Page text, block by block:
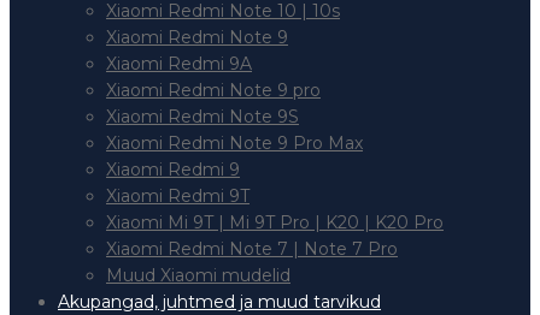
Xiaomi Redmi Note 10 | 10s
Xiaomi Redmi Note 9
Xiaomi Redmi 9A
Xiaomi Redmi Note 9 pro
Xiaomi Redmi Note 9S
Xiaomi Redmi Note 9 Pro Max
Xiaomi Redmi 9
Xiaomi Redmi 9T
Xiaomi Mi 9T | Mi 9T Pro | K20 | K20 Pro
Xiaomi Redmi Note 7 | Note 7 Pro
Muud Xiaomi mudelid
Akupangad, juhtmed ja muud tarvikud